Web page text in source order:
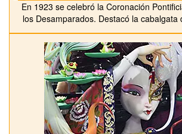
En 1923 se celebró la Coronación
los Desamparados. Destacó la cabalgata